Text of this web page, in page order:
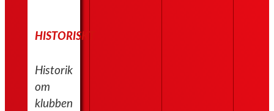
HISTORISKT
Historik
om
klubben